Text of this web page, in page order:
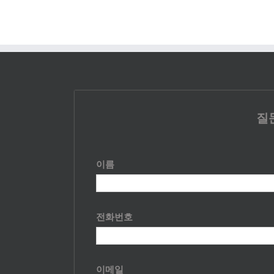
질
이름
전화번호
이메일